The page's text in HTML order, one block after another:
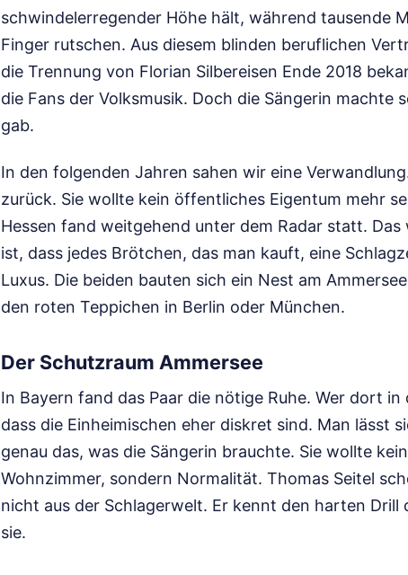
schwindelerregender Höhe hält, während tausende
Finger rutschen. Aus diesem blinden beruflichen
die Trennung von Florian Silbereisen Ende 2018
die Fans der Volksmusik. Doch die Sängerin machte
gab.
In den folgenden Jahren sahen wir eine
zurück. Sie wollte kein öffentliches Eigentum mehr
Hessen fand weitgehend unter dem Radar statt.
ist, dass jedes Brötchen, das man kauft, eine
Luxus. Die beiden bauten sich ein Nest am
den roten Teppichen in Berlin oder München.
Der Schutzraum Ammersee
In Bayern fand das Paar die nötige Ruhe. Wer dort
dass die Einheimischen eher diskret sind. Man lässt
genau das, was die Sängerin brauchte. Sie wollte
Wohnzimmer, sondern Normalität. Thomas Seitel
nicht aus der Schlagerwelt. Er kennt den harten Drill
sie.